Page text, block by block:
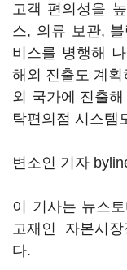
고객 편의성을
스, 의류 보관,
비스를 병행해
해외 진출도 계
외 국가에 진출
탁편의점 시스템
변소인 기자
이 기사는 뉴스
고재인 자본시장
다.